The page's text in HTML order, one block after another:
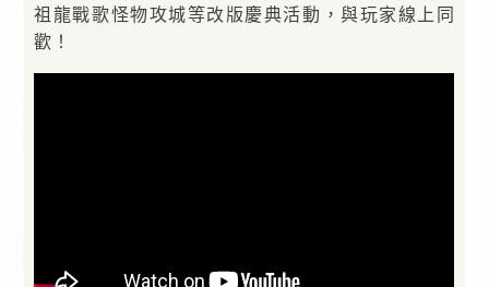
祖龍戰歌怪物攻城等改版慶典活動，與玩家線上同
歡！